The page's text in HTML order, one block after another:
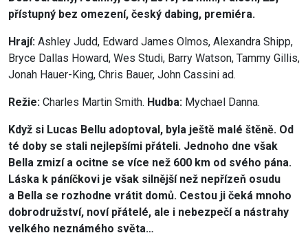
přístupný bez omezení, český dabing, premiéra.
Hrají: Ashley Judd, Edward James Olmos, Alexandra Shipp,
Bryce Dallas Howard, Wes Studi, Barry Watson, Tammy Gillis,
Jonah Hauer-King, Chris Bauer, John Cassini ad.
Režie: Charles Martin Smith. Hudba: Mychael Danna.
Když si Lucas Bellu adoptoval, byla ještě malé štěně. Od
té doby se stali nejlepšími přáteli. Jednoho dne však
Bella zmizí a ocitne se více než 600 km od svého pána.
Láska k páníčkovi je však silnější než nepřízeň osudu
a Bella se rozhodne vrátit domů. Cestou ji čeká mnoho
dobrodružství, noví přátelé, ale i nebezpečí a nástrahy
velkého neznámého světa…